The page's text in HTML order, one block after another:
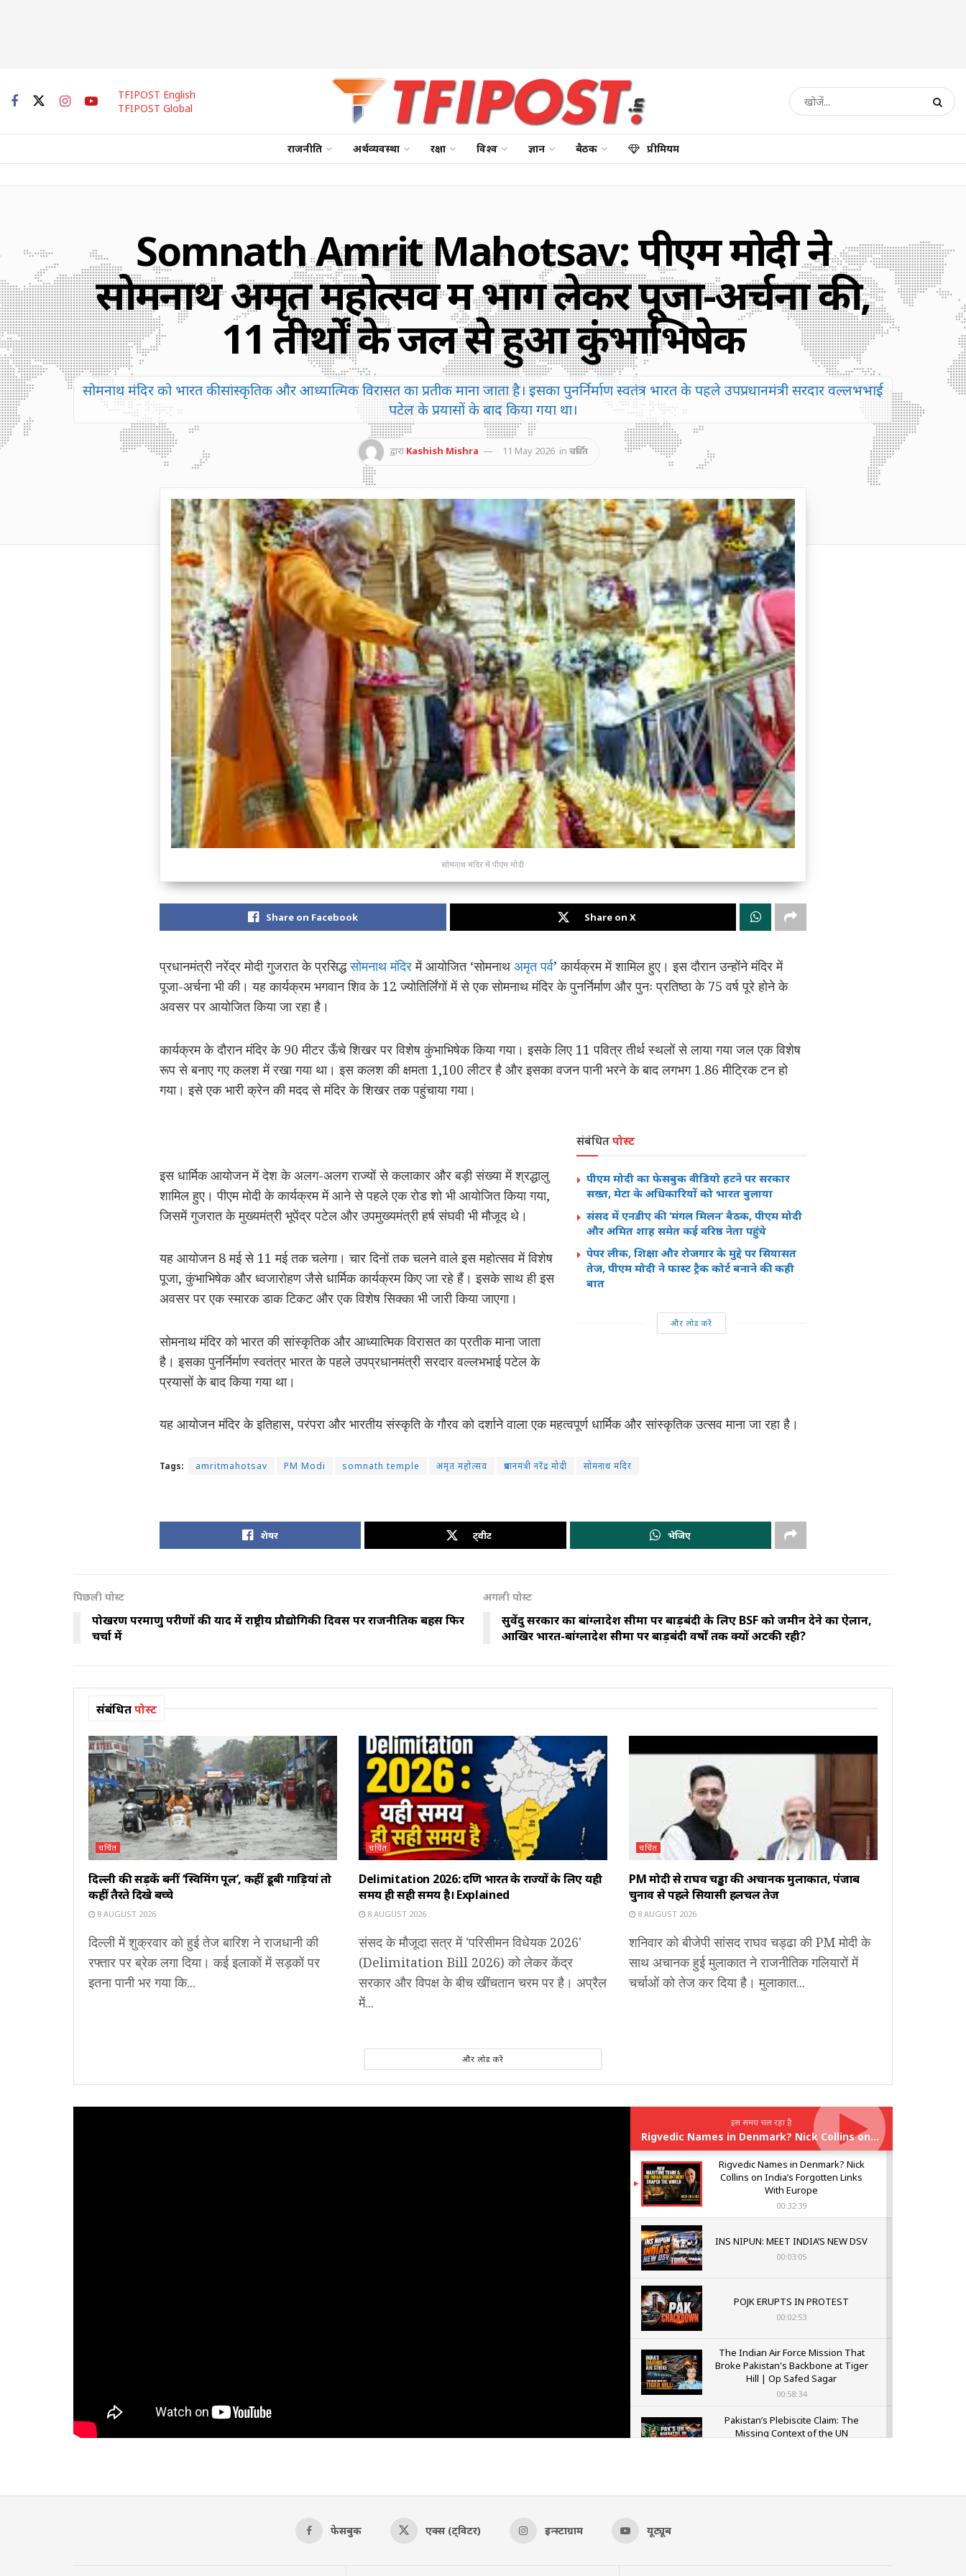
TFIPOST English
TFIPOST Global
राजनीति अर्थव्यवस्था रक्षा विश्व ज्ञान बैठक प्रीमियम
Somnath Amrit Mahotsav: पीएम मोदी ने
सोमनाथ अमृत महोत्सव में भाग लेकर पूजा-अर्चना की,
11 तीर्थों के जल से हुआ कुंभाभिषेक
सोमनाथ मंदिर को भारत की सांस्कृतिक और आध्यात्मिक विरासत का प्रतीक माना जाता है। इसका पुनर्निर्माण स्वतंत्र भारत के पहले उपप्रधानमंत्री सरदार वल्लभभाई
पटेल के प्रयासों के बाद किया गया था।
द्वारा Kashish Mishra 11 May 2026 in चर्चित
सोमनाथ मंदिर में पीएम मोदी
Share on Facebook Share on X
प्रधानमंत्री नरेंद्र मोदी गुजरात के प्रसिद्धसोमनाथ मंदिरमें आयोजित ‘सोमनाथ अमृत पर्व’ कार्यक्रम में शामिल हुए। इस दौरान उन्होंने मंदिर में
पूजा-अर्चना भी की। यह कार्यक्रम भगवान शिव के 12 ज्योतिर्लिंगों में से एक सोमनाथ मंदिर के पुनर्निर्माण और पुनः प्रतिष्ठा के 75 वर्ष पूरे होने के
अवसर पर आयोजित किया जा रहा है।
कार्यक्रम के दौरान मंदिर के 90 मीटर ऊँचे शिखर पर विशेष कुंभाभिषेक किया गया। इसके लिए 11 पवित्र तीर्थ स्थलों से लाया गया जल एक विशेष
रूप से बनाए गए कलश में रखा गया था। इस कलश की क्षमता 1,100 लीटर है और इसका वजन पानी भरने के बाद लगभग 1.86 मीट्रिक टन हो
गया। इसे एक भारी क्रेन की मदद से मंदिर के शिखर तक पहुंचाया गया।
संबंधितपोस्ट
पीएम मोदी का फेसबुक वीडियो हटने पर सरकार
सख्त, मेटा के अधिकारियों को भारत बुलाया
संसद में एनडीए की ‘मंगल मिलन’ बैठक, पीएम मोदी
और अमित शाह समेत कई वरिष्ठ नेता पहुंचे
पेपर लीक, शिक्षा और रोजगार के मुद्दे पर सियासत
तेज, पीएम मोदी ने फास्ट ट्रैक कोर्ट बनाने की कही
बात
और लोड करें
इस धार्मिक आयोजन में देश के अलग-अलग राज्यों से कलाकार और बड़ी संख्या में श्रद्धालु
शामिल हुए। पीएम मोदी के कार्यक्रम में आने से पहले एक रोड शो भी आयोजित किया गया,
जिसमें गुजरात के मुख्यमंत्री भूपेंद्र पटेल और उपमुख्यमंत्री हर्ष संघवी भी मौजूद थे।
यह आयोजन 8 मई से 11 मई तक चलेगा। चार दिनों तक चलने वाले इस महोत्सव में विशेष
पूजा, कुंभाभिषेक और ध्वजारोहण जैसे धार्मिक कार्यक्रम किए जा रहे हैं। इसके साथ ही इस
अवसर पर एक स्मारक डाक टिकट और एक विशेष सिक्का भी जारी किया जाएगा।
सोमनाथ मंदिर को भारत की सांस्कृतिक और आध्यात्मिक विरासत का प्रतीक माना जाता
है। इसका पुनर्निर्माण स्वतंत्र भारत के पहले उपप्रधानमंत्री सरदार वल्लभभाई पटेल के
प्रयासों के बाद किया गया था।
यह आयोजन मंदिर के इतिहास, परंपरा और भारतीय संस्कृति के गौरव को दर्शाने वाला एक महत्वपूर्ण धार्मिक और सांस्कृतिक उत्सव माना जा रहा है।
Tags: amritmahotsav PM Modi somnath temple अमृत महोत्सव प्रधानमंत्री नरेंद्र मोदी सोमनाथ मंदिर
शेयर ट्वीट भेजिए
पिछली पोस्ट
पोखरण परमाणु परीक्षणों की याद में राष्ट्रीय प्रौद्योगिकी दिवस पर राजनीतिक बहस फिर
चर्चा में
अगली पोस्ट
सुवेंदु सरकार का बांग्लादेश सीमा पर बाड़बंदी के लिए BSF को जमीन देने का ऐलान,
आखिर भारत-बांग्लादेश सीमा पर बाड़बंदी वर्षों तक क्यों अटकी रही?
संबंधितपोस्ट
चर्चित
दिल्ली की सड़कें बनीं ‘स्विमिंग पूल’, कहीं डूबी गाड़ियां तो
कहीं तैरते दिखे बच्चे
8 AUGUST 2026
दिल्ली में शुक्रवार को हुई तेज बारिश ने राजधानी की
रफ्तार पर ब्रेक लगा दिया। कई इलाकों में सड़कों पर
इतना पानी भर गया कि...
चर्चित
Delimitation 2026: दक्षिण भारत के राज्यों के लिए यही
समय ही सही समय है। Explained
8 AUGUST 2026
संसद के मौजूदा सत्र में 'परिसीमन विधेयक 2026'
(Delimitation Bill 2026) को लेकर केंद्र
सरकार और विपक्ष के बीच खींचतान चरम पर है। अप्रैल
में...
चर्चित
PM मोदी से राघव चड्ढा की अचानक मुलाकात, पंजाब
चुनाव से पहले सियासी हलचल तेज
8 AUGUST 2026
शनिवार को बीजेपी सांसद राघव चड्ढा की PM मोदी के
साथ अचानक हुई मुलाकात ने राजनीतिक गलियारों में
चर्चाओं को तेज कर दिया है। मुलाकात...
और लोड करें
इस समय चल रहा है
Rigvedic Names in Denmark? Nick Collins on India’s Forgotten Links With Europe
Rigvedic Names in Denmark? Nick
Collins on India’s Forgotten Links
With Europe
00:32:39
INS NIPUN: MEET INDIA’S NEW DSV
00:03:05
POJK ERUPTS IN PROTEST
00:02:53
The Indian Air Force Mission That
Broke Pakistan's Backbone at Tiger
Hill | Op Safed Sagar
00:58:34
Pakistan’s Plebiscite Claim: The
Missing Context of the UN
फेसबुक एक्स (ट्विटर) इन्स्टाग्राम यूट्यूब